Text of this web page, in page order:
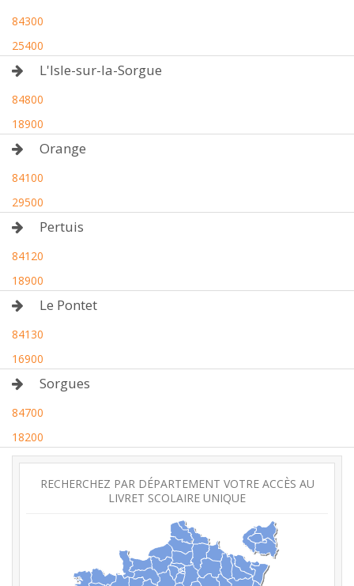
84300
25400
L'Isle-sur-la-Sorgue
84800
18900
Orange
84100
29500
Pertuis
84120
18900
Le Pontet
84130
16900
Sorgues
84700
18200
RECHERCHEZ PAR DÉPARTEMENT VOTRE ACCÈS AU
LIVRET SCOLAIRE UNIQUE